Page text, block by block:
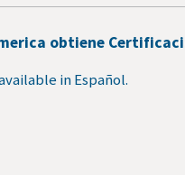
obtiene
in Español.